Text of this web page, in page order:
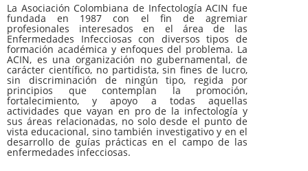
La Asociación Colombiana de Infectología ACIN fue
fundada en 1987 con el fin de agremiar
profesionales interesados en el área de las
Enfermedades Infecciosas con diversos tipos de
formación académica y enfoques del problema. La
ACIN, es una organización no gubernamental, de
carácter científico, no partidista, sin fines de lucro,
sin discriminación de ningún tipo, regida por
principios que contemplan la promoción,
fortalecimiento, y apoyo a todas aquellas
actividades que vayan en pro de la infectología y
sus áreas relacionadas, no solo desde el punto de
vista educacional, sino también investigativo y en el
desarrollo de guías prácticas en el campo de las
enfermedades infecciosas.